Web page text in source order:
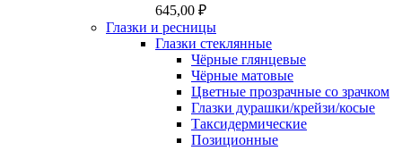
645,00 ₽
Глазки и ресницы
Глазки стеклянные
Чёрные глянцевые
Чёрные матовые
Цветные прозрачные со зрачком
Глазки дурашки/крейзи/косые
Таксидермические
Позиционные